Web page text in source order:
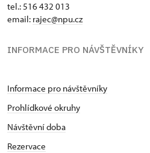
tel.: 516 432 013
email: rajec@npu.cz
INFORMACE PRO NÁVŠTĚVNÍKY
Informace pro návštěvníky
Prohlídkové okruhy
Návštěvní doba
Rezervace